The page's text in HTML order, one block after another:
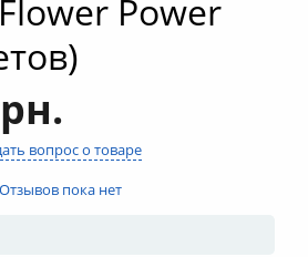
Power
вопрос о товаре
Отзывов пока нет